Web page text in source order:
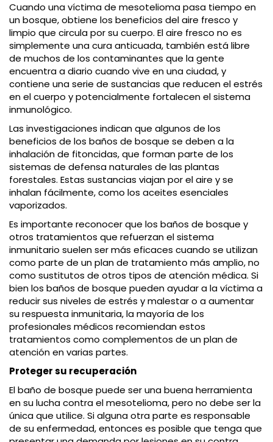
Cuando una víctima de mesotelioma pasa tiempo en
un bosque, obtiene los beneficios del aire fresco y
limpio que circula por su cuerpo. El aire fresco no es
simplemente una cura anticuada, también está libre
de muchos de los contaminantes que la gente
encuentra a diario cuando vive en una ciudad, y
contiene una serie de sustancias que reducen el estrés
en el cuerpo y potencialmente fortalecen el sistema
inmunológico.
Las investigaciones indican que algunos de los
beneficios de los baños de bosque se deben a la
inhalación de fitoncidas, que forman parte de los
sistemas de defensa naturales de las plantas
forestales. Estas sustancias viajan por el aire y se
inhalan fácilmente, como los aceites esenciales
vaporizados.
Es importante reconocer que los baños de bosque y
otros tratamientos que refuerzan el sistema
inmunitario suelen ser más eficaces cuando se utilizan
como parte de un plan de tratamiento más amplio, no
como sustitutos de otros tipos de atención médica. Si
bien los baños de bosque pueden ayudar a la víctima a
reducir sus niveles de estrés y malestar o a aumentar
su respuesta inmunitaria, la mayoría de los
profesionales médicos recomiendan estos
tratamientos como complementos de un plan de
atención en varias partes.
Proteger su recuperación
El baño de bosque puede ser una buena herramienta
en su lucha contra el mesotelioma, pero no debe ser la
única que utilice. Si alguna otra parte es responsable
de su enfermedad, entonces es posible que tenga que